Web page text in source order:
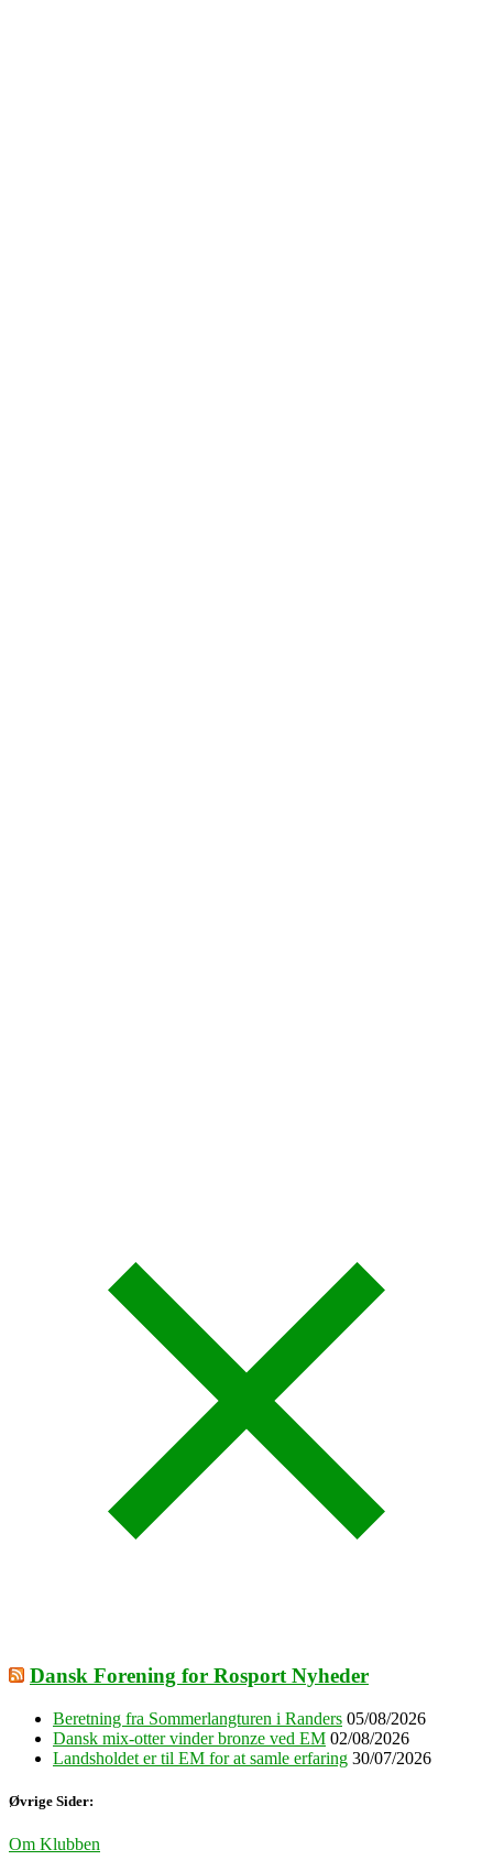
Dansk Forening for Rosport Nyheder
Beretning fra Sommerlangturen i Randers 05/08/2026
Dansk mix-otter vinder bronze ved EM 02/08/2026
Landsholdet er til EM for at samle erfaring 30/07/2026
Øvrige Sider:
Om Klubben